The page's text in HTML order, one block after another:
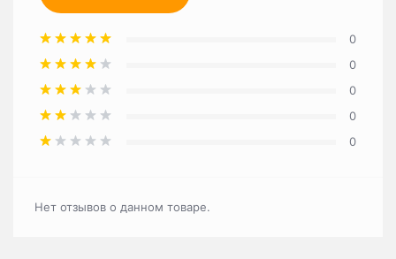
0
0
0
0
0
Нет отзывов о данном товаре.